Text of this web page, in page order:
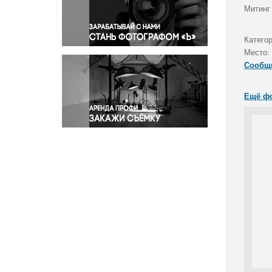
Правосудие
Происшествия и конфликты
Религия
Светская жизнь
Спорт
Экология
Экономика и бизнес
Место:
Ещё